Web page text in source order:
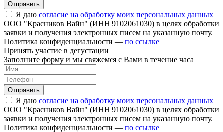
Отправить
Я даю согласие на обработку моих персональных данных
ООО "Красников Вайн" (ИНН 9102061030) в целях обработки
заявки и получения электронных писем на указанную почту.
Политика конфиденциальности — по ссылке
Принять участие в дегустации
Заполните форму и мы свяжемся с Вами в течение часа
Отправить
Я даю согласие на обработку моих персональных данных
ООО "Красников Вайн" (ИНН 9102061030) в целях обработки
заявки и получения электронных писем на указанную почту.
Политика конфиденциальности — по ссылке